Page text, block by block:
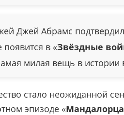
Джей Абрамс
появится в «Звёздные
милая вещь в истории
стало неожиданной
эпизоде «Мандалорца